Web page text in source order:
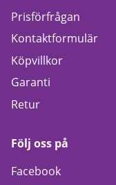
Prisförfrågan
Kontaktformulär
Köpvillkor
Garanti
Retur
Följ oss på
Facebook